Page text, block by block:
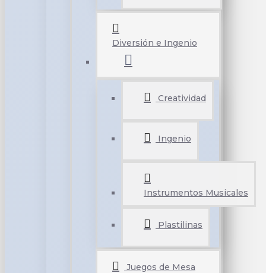
Diversión e Ingenio
Creatividad
Ingenio
Instrumentos Musicales
Plastilinas
Juegos de Mesa